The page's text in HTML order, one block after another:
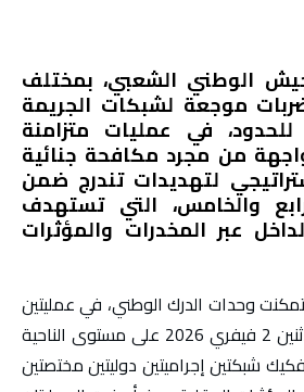
الوطني الشعبي، بمختلف
موجعة لشبكات الجريمة
للحدود، في عمليات متزامنة
من مجرد مكافحة جنائية
لتهديدات تندرج ضمن
والخامس، التي تستهدف
عبر المخدرات والمؤثرات
وحدات الدرك الوطني، في عمليتين
منفصلتين نُفذتا يوم الإثنين 2 فيفري 2026 على مستوى الناحية
شبكتين إجراميتين دوليتين مختصتين